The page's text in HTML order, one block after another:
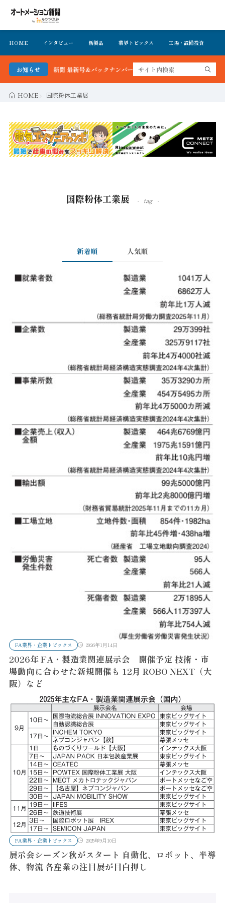
HOME インタビュー 新製品 業界トピックス 工場・設備投資
お知らせ
ーション新聞 最新号＆バックナンバーを無料で公開中 詳細はこちら
HOME 国際粉体工業展
国際粉体工業展 tag
新着順 人気順
FA業界・企業トピックス 2026年1月14日
2026年 FA・製造業関連展示会 開催予定 技術・市
場動向に合わせた新規開催も 12月 ROBO NEXT（大
阪）など
FA業界・企業トピックス 2025年9月10日
展示会シーズン秋がスタート 自動化、ロボット、半導
体、物流 各産業の注目展が目白押し